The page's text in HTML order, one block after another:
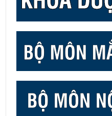
Chân dung tân Tiến sỹ NGUYỄN